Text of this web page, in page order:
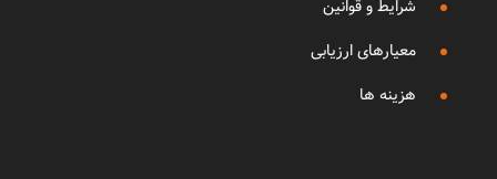
شرایط و قوانین
معیارهای ارزیابی
هزینه ها